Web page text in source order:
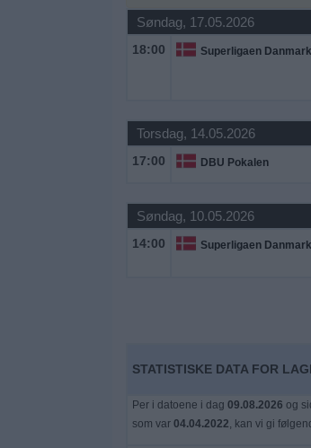
Søndag, 17.05.2026
18:00 Superligaen Danmark
Torsdag, 14.05.2026
17:00 DBU Pokalen
Søndag, 10.05.2026
14:00 Superligaen Danmark
STATISTISKE DATA FOR
Per i datoene i dag 09.08.2026 og
som var 04.04.2022, kan vi gi